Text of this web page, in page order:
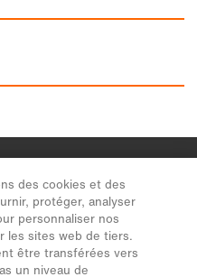
des cookies et des
protéger, analyser
personnaliser nos
les sites web de tiers.
être transférées vers
un niveau de